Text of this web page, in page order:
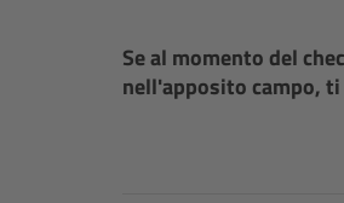
Se al momento del
nell'apposito campo,